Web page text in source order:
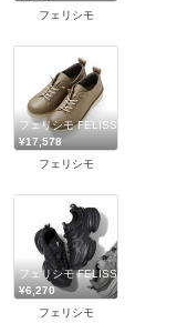
フェリシモ
フェリシモ FELISSIMO
¥17,578
フェリシモ
フェリシモ FELISSIMO
¥6,270
フェリシモ